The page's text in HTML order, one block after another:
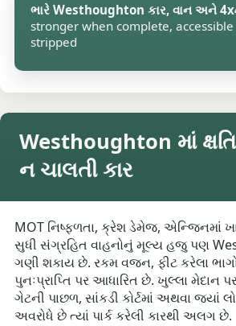
ભારે Westhoughton કાર, વાન અને
stronger when complete,
stripped
Westhoughton માં
ન ચાલતી કાર
MOT નિષ્ફળતા, ક્રેશ ડેમેજ, એન્જિનમાં
સુધી સંગ્રહિત વાહનોનું મૂલ્ય હજુ પણ
ગણી શકાય છે. રકમ વજન, ફીટ કરેલા
પુનઃપ્રાપ્તિ પર આધારિત છે. ખુલ્લા મેદાન
ગેટની પાછળ, સાંકડી કોર્ટમાં અથવા જ્યાં
અવરોધે છે ત્યાં પાર્ક કરેલી કારથી અલગ છે.